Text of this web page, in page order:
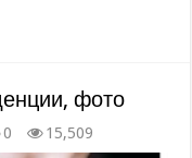
фото
0 15,509